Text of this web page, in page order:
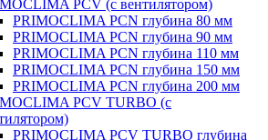
PCV (c вентилятором)
PRIMOCLIMA PCN глубина 80 мм
PRIMOCLIMA PCN глубина 90 мм
PRIMOCLIMA PCN глубина 110 мм
PRIMOCLIMA PCN глубина 150 мм
PRIMOCLIMA PCN глубина 200 мм
PCV TURBO (c
PRIMOCLIMA PCV TURBO глубина